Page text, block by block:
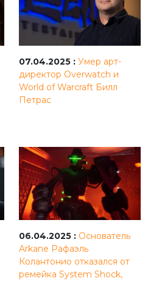
07.04.2025 : Умер арт-
директор Overwatch и
World of Warcraft Билл
Петрас
06.04.2025 : Основатель
Arkane Рафаэль
Колантонио отказался от
ремейка System Shock,